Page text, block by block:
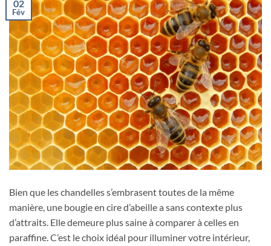
02
Fév
Bien que les chandelles s’embrasent toutes de la même
manière, une bougie en cire d’abeille a sans contexte plus
d’attraits. Elle demeure plus saine à comparer à celles en
paraffine. C’est le choix idéal pour illuminer votre intérieur,